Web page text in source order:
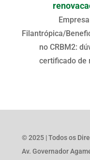
Filantrópica/
no CRBM2:
certificado de
© 2025 | Todos os
Av. Governador